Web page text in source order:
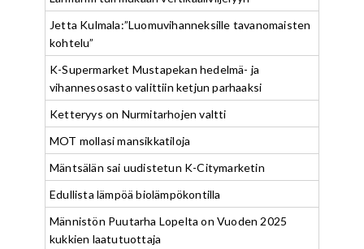
Jetta Kulmala:”Luomuvihanneksille tavanomaisten
kohtelu”
K-Supermarket Mustapekan hedelmä- ja
vihannesosasto valittiin ketjun parhaaksi
Ketteryys on Nurmitarhojen valtti
MOT mollasi mansikkatiloja
Mäntsälän sai uudistetun K-Citymarketin
Edullista lämpöä biolämpökontilla
Männistön Puutarha Lopelta on Vuoden 2025
kukkien laatutuottaja